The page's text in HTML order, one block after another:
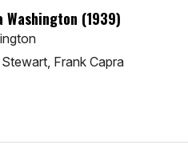
Washington (1939)
Frank Capra